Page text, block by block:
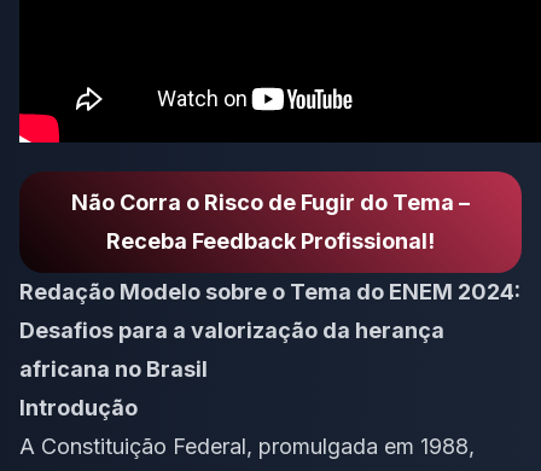
Não Corra o Risco de Fugir do Tema –
Receba Feedback Profissional!
Redação Modelo sobre o Tema do ENEM 2024:
Desafios para a valorização da herança
africana no Brasil
Introdução
A Constituição Federal, promulgada em 1988,